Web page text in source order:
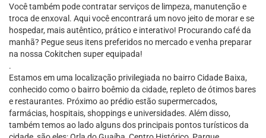
Você também pode contratar serviços de limpeza, manutenção e
troca de enxoval. Aqui você encontrará um novo jeito de morar e se
hospedar, mais autêntico, prático e interativo! Procurando café da
manhã? Pegue seus itens preferidos no mercado e venha preparar
na nossa Cokitchen super equipada!
.
Estamos em uma localização privilegiada no bairro Cidade Baixa,
conhecido como o bairro boêmio da cidade, repleto de ótimos bares
e restaurantes. Próximo ao prédio estão supermercados,
farmácias, hospitais, shoppings e universidades. Além disso,
também temos ao lado alguns dos principais pontos turísticos da